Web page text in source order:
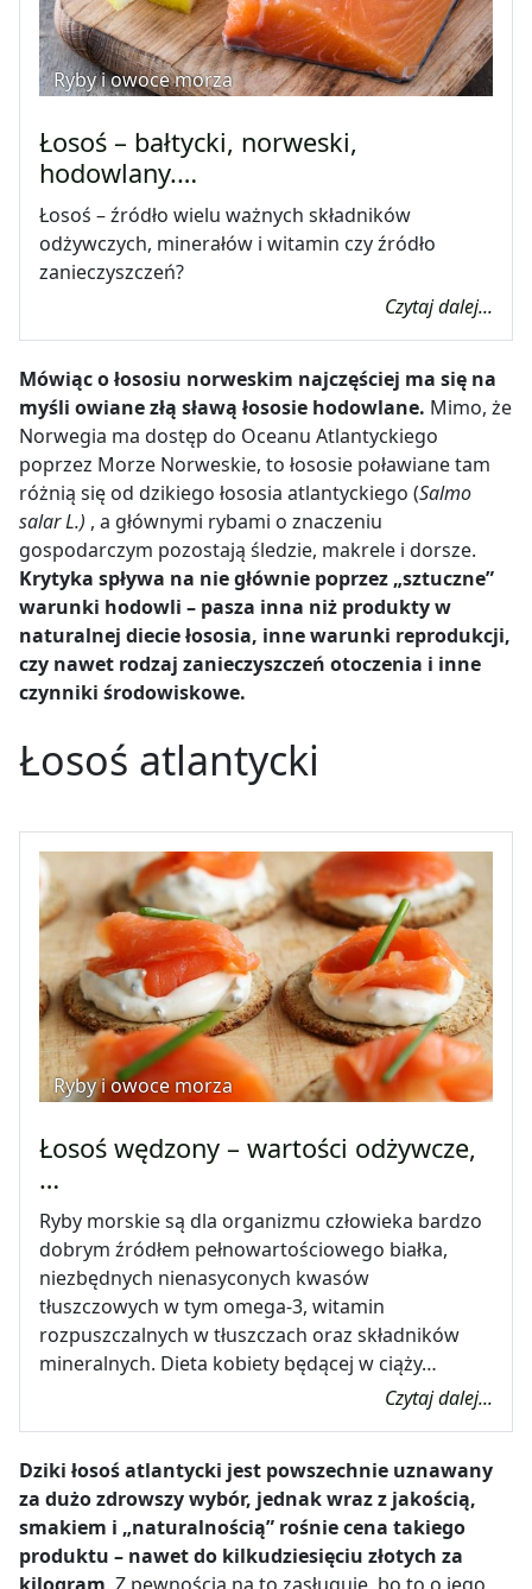
Ryby i owoce morza
Łosoś – bałtycki, norweski,
hodowlany.…
Łosoś – źródło wielu ważnych składników
odżywczych, minerałów i witamin czy źródło
zanieczyszczeń?
Czytaj dalej...
Mówiąc o łososiu norweskim najczęściej ma się na
myśli owiane złą sławą łososie hodowlane. Mimo, że
Norwegia ma dostęp do Oceanu Atlantyckiego
poprzez Morze Norweskie, to łososie poławiane tam
różnią się od dzikiego łososia atlantyckiego (Salmo
salar L.) , a głównymi rybami o znaczeniu
gospodarczym pozostają śledzie, makrele i dorsze.
Krytyka spływa na nie głównie poprzez „sztuczne”
warunki hodowli – pasza inna niż produkty w
naturalnej diecie łososia, inne warunki reprodukcji,
czy nawet rodzaj zanieczyszczeń otoczenia i inne
czynniki środowiskowe.
Łosoś atlantycki
Ryby i owoce morza
Łosoś wędzony – wartości odżywcze,
…
Ryby morskie są dla organizmu człowieka bardzo
dobrym źródłem pełnowartościowego białka,
niezbędnych nienasyconych kwasów
tłuszczowych w tym omega-3, witamin
rozpuszczalnych w tłuszczach oraz składników
mineralnych. Dieta kobiety będącej w ciąży…
Czytaj dalej...
Dziki łosoś atlantycki jest powszechnie uznawany
za dużo zdrowszy wybór, jednak wraz z jakością,
smakiem i „naturalnością” rośnie cena takiego
produktu – nawet do kilkudziesięciu złotych za